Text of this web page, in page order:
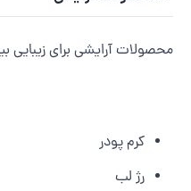
آرایشی برای زیبایی
کرم پودر
رژ لب